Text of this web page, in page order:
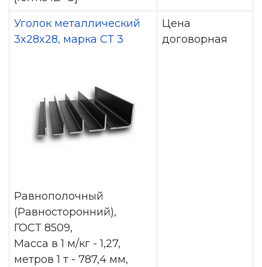
Уголок металлический
3x28x28, марка СТ 3
Равнополочный
(Равносторонний),
ГОСТ 8509,
Масса в 1 м/кг - 1,27,
метров 1 т - 787,4 мм,
Цена
договорная